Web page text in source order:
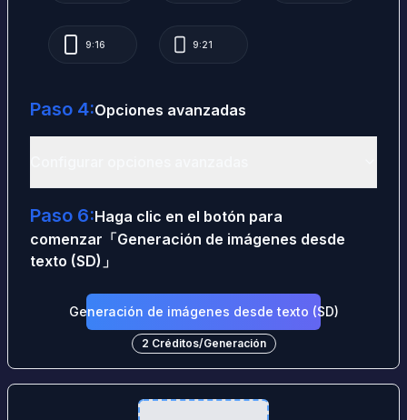
9:16 9:21
Paso 4:Opciones avanzadas
Paso 6:Haga clic en el botón para
comenzar 「Generación de imágenes desde
texto (SD) 」
Generación de imágenes desde texto (SD)
2 Créditos/Generación